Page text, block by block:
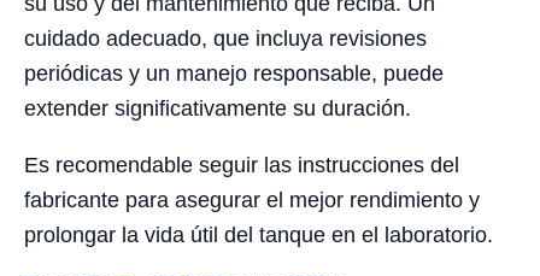
cuidado adecuado, que incluya revisiones
periódicas y un manejo responsable, puede
extender significativamente su duración.
Es recomendable seguir las instrucciones del
fabricante para asegurar el mejor rendimiento y
prolongar la vida útil del tanque en el laboratorio.